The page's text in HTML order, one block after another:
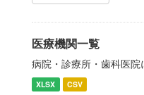
医療機関一覧
病院・診療所・歯科医院
XLSX CSV